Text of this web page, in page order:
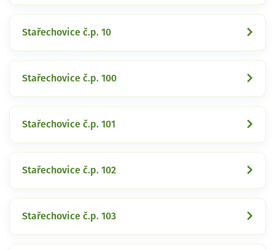
Stařechovice č.p. 10
Stařechovice č.p. 100
Stařechovice č.p. 101
Stařechovice č.p. 102
Stařechovice č.p. 103